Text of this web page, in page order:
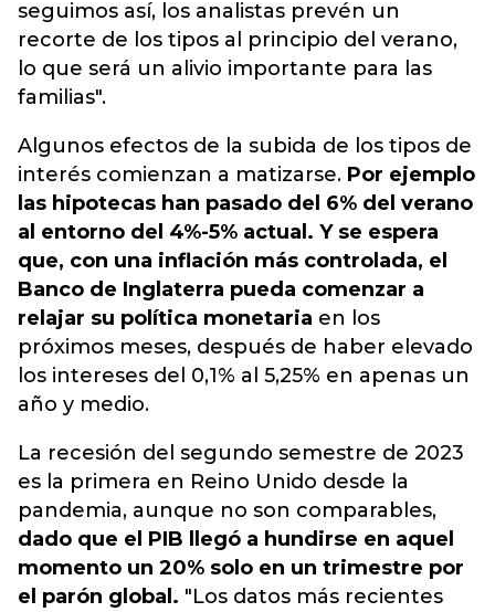
seguimos así, los analistas prevén un
recorte de los tipos al principio del verano,
lo que será un alivio importante para las
familias".
Algunos efectos de la subida de los tipos de
interés comienzan a matizarse. Por ejemplo
las hipotecas han pasado del 6% del verano
al entorno del 4%-5% actual. Y se espera
que, con una inflación más controlada, el
Banco de Inglaterra pueda comenzar a
relajar su política monetaria en los
próximos meses, después de haber elevado
los intereses del 0,1% al 5,25% en apenas un
año y medio.
La recesión del segundo semestre de 2023
es la primera en Reino Unido desde la
pandemia, aunque no son comparables,
dado que el PIB llegó a hundirse en aquel
momento un 20% solo en un trimestre por
el parón global. "Los datos más recientes